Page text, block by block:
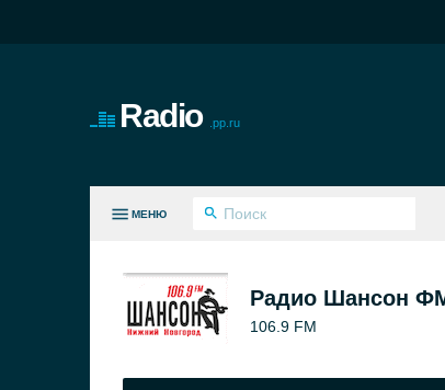
Radio .pp.ru
МЕНЮ
Радио Шансон
106.9 FM